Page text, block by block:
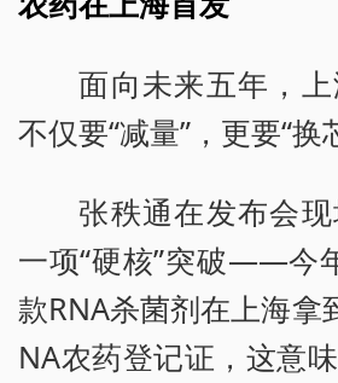
面向未来五年，
不仅要“减量”，更要“换
张秩通在发布会
一项“硬核”突破——今
款RNA杀菌剂在上海拿
NA农药登记证，这意